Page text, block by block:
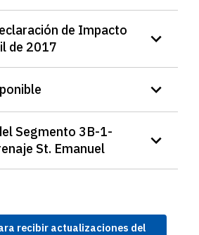
de Impacto
de 2017
Segmento 3B-1-
St. Emanuel
recibir actualizaciones del